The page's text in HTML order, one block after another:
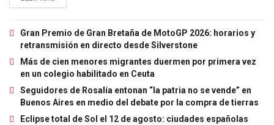
Gran Premio de Gran Bretaña de MotoGP 2026: horarios y
retransmisión en directo desde Silverstone
Más de cien menores migrantes duermen por primera vez
en un colegio habilitado en Ceuta
Seguidores de Rosalía entonan “la patria no se vende” en
Buenos Aires en medio del debate por la compra de tierras
Eclipse total de Sol el 12 de agosto: ciudades españolas